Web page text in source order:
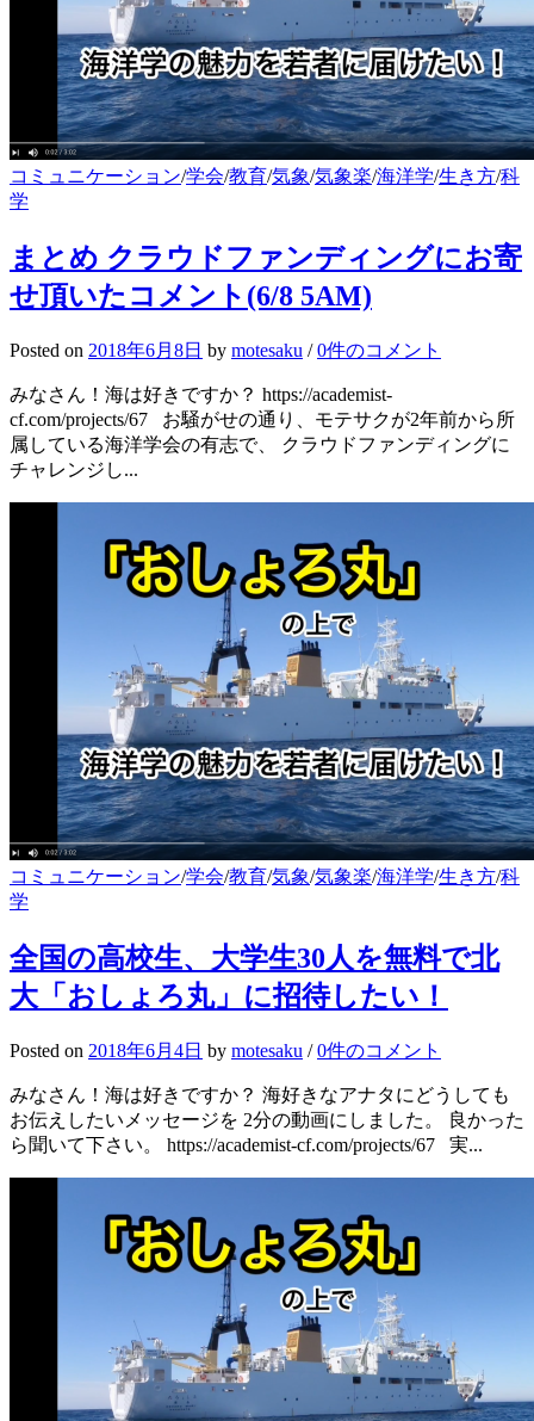
コミュニケーション/学会/教育/気象/気象楽/海洋学/生き方/科
学
まとめ クラウドファンディングにお寄
せ頂いたコメント(6/8 5AM)
Posted on 2018年6月8日 by motesaku /0件のコメント
みなさん！海は好きですか？ https://academist-
cf.com/projects/67 お騒がせの通り、モテサクが2年前から所
属している海洋学会の有志で、 クラウドファンディングに
チャレンジし...
コミュニケーション/学会/教育/気象/気象楽/海洋学/生き方/科
学
全国の高校生、大学生30人を無料で北
大「おしょろ丸」に招待したい！
Posted on 2018年6月4日 by motesaku /0件のコメント
みなさん！海は好きですか？ 海好きなアナタにどうしても
お伝えしたいメッセージを 2分の動画にしました。 良かった
ら聞いて下さい。 https://academist-cf.com/projects/67 実...